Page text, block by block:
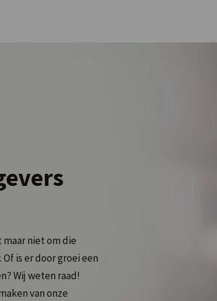
niet om die
is er door groei een
Wij weten raad!
van onze